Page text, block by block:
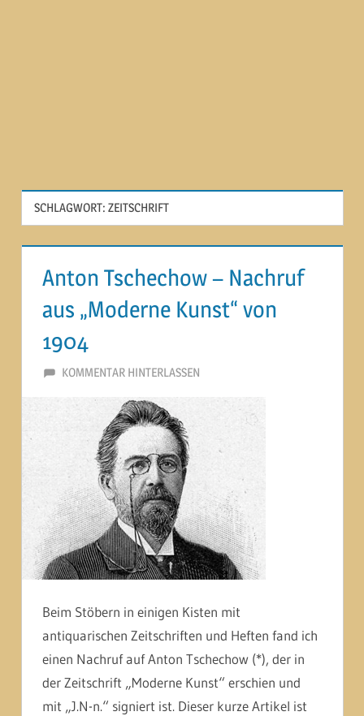
SCHLAGWORT: ZEITSCHRIFT
Anton Tschechow – Nachruf
aus „Moderne Kunst“ von
1904
23. SEPTEMBER 2014
MARTINA BERG
KOMMENTAR HINTERLASSEN
Beim Stöbern in einigen Kisten mit
antiquarischen Zeitschriften und Heften fand ich
einen Nachruf auf Anton Tschechow (*), der in
der Zeitschrift „Moderne Kunst“ erschien und
mit „J.N-n.“ signiert ist. Dieser kurze Artikel ist